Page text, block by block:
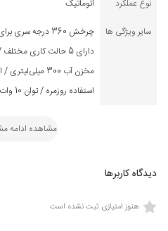
نوع عملکرد
اتوماتیک
سایر ویژگی ها
چرخش 360 درجه
استفاده روزمره / توان 10 وات
مشاهده ادامه
دیدگاه کاربرها
هنوز امتیازی ثبت نشده است